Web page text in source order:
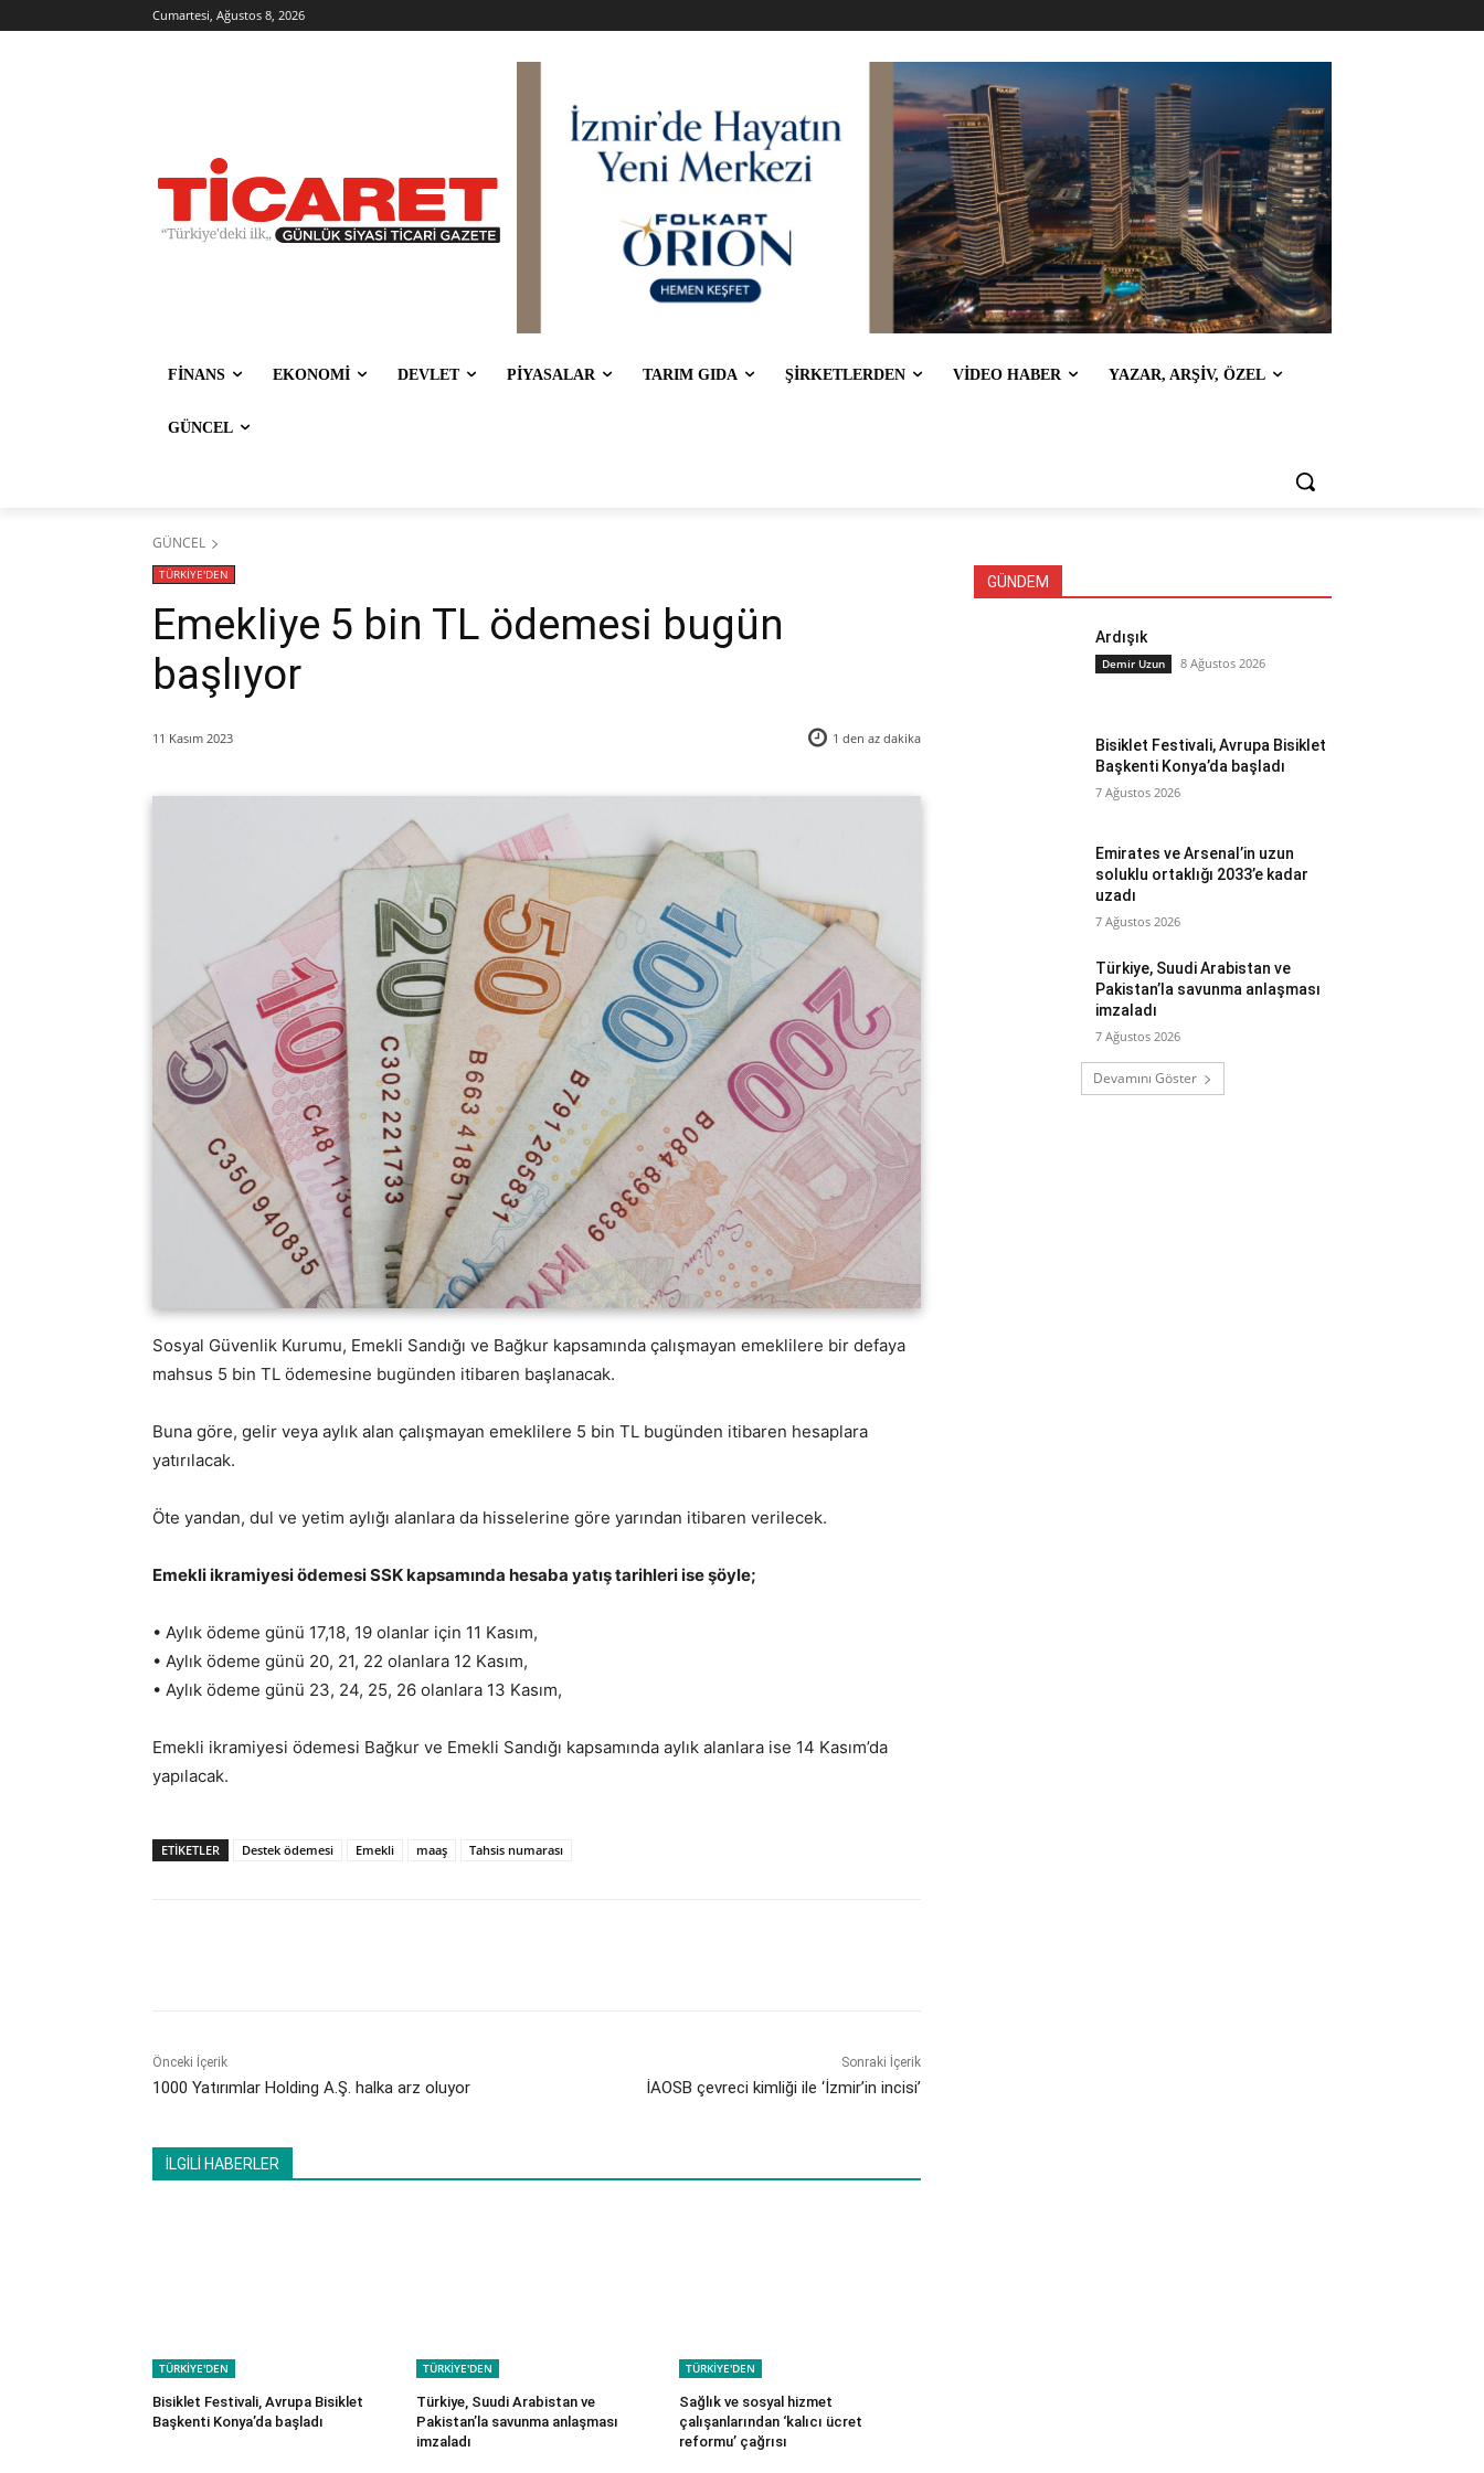
Cumartesi, Ağustos 8, 2026
FİNANS EKONOMİ DEVLET PİYASALAR TARIM GIDA ŞİRKETLERDEN VİDEO HABER YAZAR, ARŞİV, ÖZEL
GÜNCEL
GÜNCEL
TÜRKİYE'DEN
Emekliye 5 bin TL ödemesi bugün
başlıyor
11 Kasım 2023 1 den az dakika
Sosyal Güvenlik Kurumu, Emekli Sandığı ve Bağkur kapsamında çalışmayan emeklilere bir defaya
mahsus 5 bin TL ödemesine bugünden itibaren başlanacak.
Buna göre, gelir veya aylık alan çalışmayan emeklilere 5 bin TL bugünden itibaren hesaplara
yatırılacak.
Öte yandan, dul ve yetim aylığı alanlara da hisselerine göre yarından itibaren verilecek.
Emekli ikramiyesi ödemesi SSK kapsamında hesaba yatış tarihleri ise şöyle;
• Aylık ödeme günü 17,18, 19 olanlar için 11 Kasım,
• Aylık ödeme günü 20, 21, 22 olanlara 12 Kasım,
• Aylık ödeme günü 23, 24, 25, 26 olanlara 13 Kasım,
Emekli ikramiyesi ödemesi Bağkur ve Emekli Sandığı kapsamında aylık alanlara ise 14 Kasım’da
yapılacak.
ETİKETLER Destek ödemesi Emekli maaş Tahsis numarası
Önceki İçerik
1000 Yatırımlar Holding A.Ş. halka arz oluyor
Sonraki İçerik
İAOSB çevreci kimliği ile ‘İzmir’in incisi’
İLGİLİ HABERLER
TÜRKİYE'DEN
Bisiklet Festivali, Avrupa Bisiklet
Başkenti Konya’da başladı
TÜRKİYE'DEN
Türkiye, Suudi Arabistan ve
Pakistan’la savunma anlaşması
imzaladı
TÜRKİYE'DEN
Sağlık ve sosyal hizmet
çalışanlarından ‘kalıcı ücret
reformu’ çağrısı
GÜNDEM
Ardışık
Demir Uzun 8 Ağustos 2026
Bisiklet Festivali, Avrupa Bisiklet
Başkenti Konya’da başladı
7 Ağustos 2026
Emirates ve Arsenal’in uzun
soluklu ortaklığı 2033’e kadar
uzadı
7 Ağustos 2026
Türkiye, Suudi Arabistan ve
Pakistan’la savunma anlaşması
imzaladı
7 Ağustos 2026
Devamını Göster